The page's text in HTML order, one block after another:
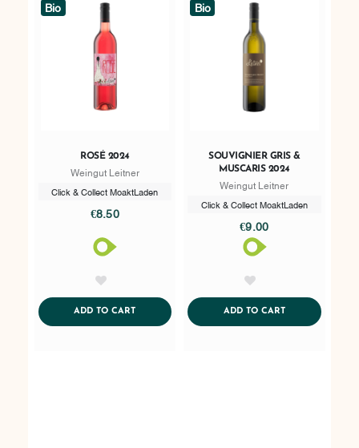
Bio
ROSÉ 2024
Weingut Leitner
Click & Collect MoaktLaden
€8.50
ADD TO CARTADDTOCART
Bio
SOUVIGNIER GRIS &
MUSCARIS 2024
Weingut Leitner
Click & Collect MoaktLaden
€9.00
ADD TO CARTADDTOCART